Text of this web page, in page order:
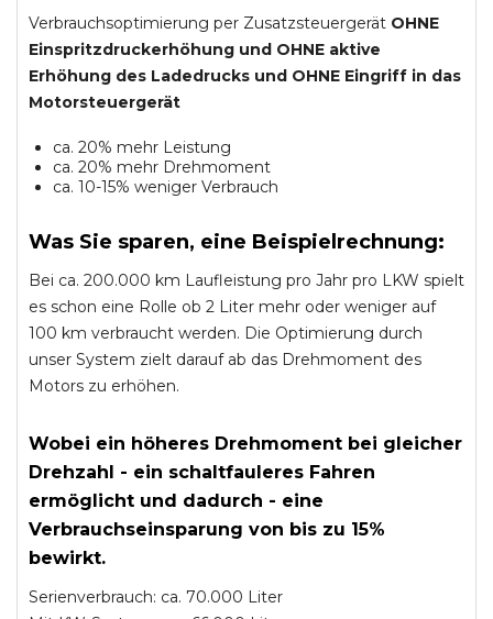
Verbrauchsoptimierung per Zusatzsteuergerät OHNE
Einspritzdruckerhöhung und OHNE aktive
Erhöhung des Ladedrucks und OHNE Eingriff in das
Motorsteuergerät
ca. 20% mehr Leistung
ca. 20% mehr Drehmoment
ca. 10-15% weniger Verbrauch
Was Sie sparen, eine Beispielrechnung:
Bei ca. 200.000 km Laufleistung pro Jahr pro LKW spielt
es schon eine Rolle ob 2 Liter mehr oder weniger auf
100 km verbraucht werden. Die Optimierung durch
unser System zielt darauf ab das Drehmoment des
Motors zu erhöhen.
Wobei ein höheres Drehmoment bei gleicher
Drehzahl - ein schaltfauleres Fahren
ermöglicht und dadurch - eine
Verbrauchseinsparung von bis zu 15%
bewirkt.
Serienverbrauch: ca. 70.000 Liter